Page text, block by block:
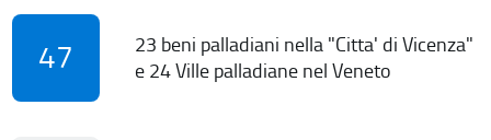
47
23 beni palladiani nella "Citta' di Vicenza"
e 24 Ville palladiane nel Veneto